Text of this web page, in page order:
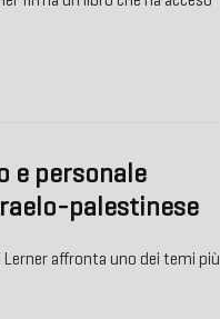
e personale
palestinese
Lerner affronta uno dei temi più